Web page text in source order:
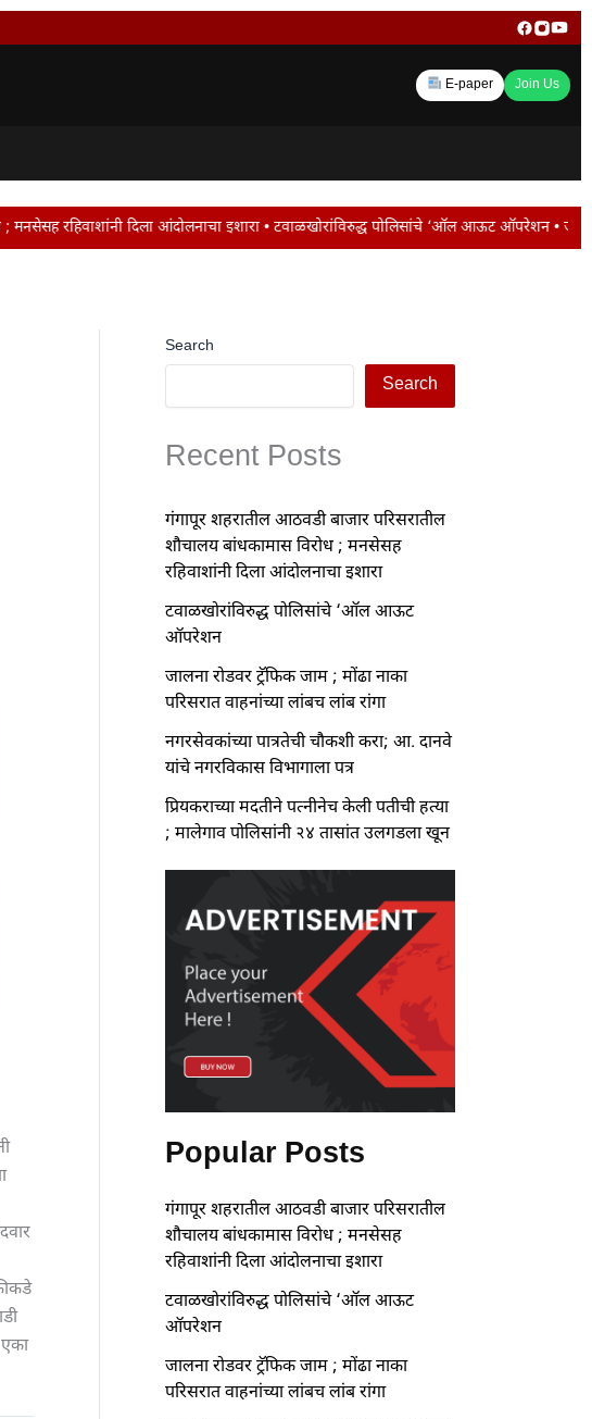
E-paper Join Us
आंदोलनाचा इशारा • टवाळखोरांविरुद्ध पोलिसांचे ‘ऑल आऊट ऑपरेशन • जालना रोडवर ट्रॅफिक जाम
Search
Search
Recent Posts
गंगापूर शहरातील आठवडी बाजार परिसरातील
शौचालय बांधकामास विरोध ; मनसेसह
रहिवाशांनी दिला आंदोलनाचा इशारा
टवाळखोरांविरुद्ध पोलिसांचे ‘ऑल आऊट
ऑपरेशन
जालना रोडवर ट्रॅफिक जाम ; मोंढा नाका
परिसरात वाहनांच्या लांबच लांब रांगा
नगरसेवकांच्या पात्रतेची चौकशी करा; आ. दानवे
यांचे नगरविकास विभागाला पत्र
प्रियकराच्या मदतीने पत्नीनेच केली पतीची हत्या
; मालेगाव पोलिसांनी २४ तासांत उलगडला खून
Popular Posts
गंगापूर शहरातील आठवडी बाजार परिसरातील
शौचालय बांधकामास विरोध ; मनसेसह
रहिवाशांनी दिला आंदोलनाचा इशारा
टवाळखोरांविरुद्ध पोलिसांचे ‘ऑल आऊट
ऑपरेशन
जालना रोडवर ट्रॅफिक जाम ; मोंढा नाका
परिसरात वाहनांच्या लांबच लांब रांगा